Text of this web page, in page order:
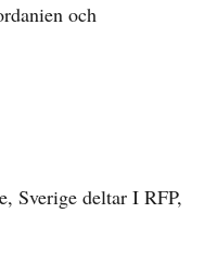
och
Sverige deltar I RFP,